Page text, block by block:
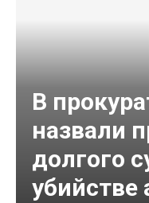
В
назвали
долгого
убийстве